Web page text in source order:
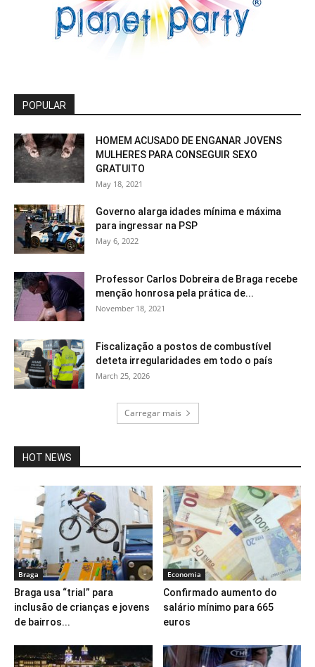
POPULAR
HOMEM ACUSADO DE ENGANAR JOVENS
MULHERES PARA CONSEGUIR SEXO
GRATUITO
May 18, 2021
Governo alarga idades mínima e máxima
para ingressar na PSP
May 6, 2022
Professor Carlos Dobreira de Braga recebe
menção honrosa pela prática de...
November 18, 2021
Fiscalização a postos de combustível
deteta irregularidades em todo o país
March 25, 2026
Carregar mais
HOT NEWS
Braga
Braga usa “trial” para
inclusão de crianças e jovens
de bairros...
Economia
Confirmado aumento do
salário mínimo para 665
euros